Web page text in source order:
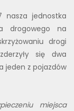
nasza jednostka
drogowego na
drogi
się dwa
jeden z pojazdów
miejsca